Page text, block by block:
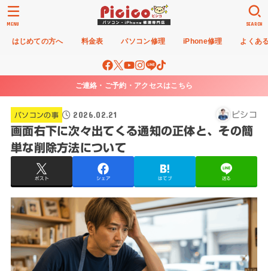
はじめての方へ 料金表 パソコン修理 iPhone修理 よくあ
SEARCH
MENU
ご連絡・ご予約・アクセスはこちら
パソコンの事 2026.02.21 ピシコ
画面右下に次々出てくる通知の正体と、その簡
単な削除方法について
ポスト シェア はてブ 送る